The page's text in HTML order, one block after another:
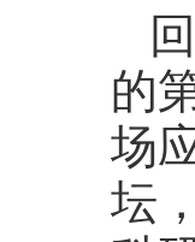
的
场
坛